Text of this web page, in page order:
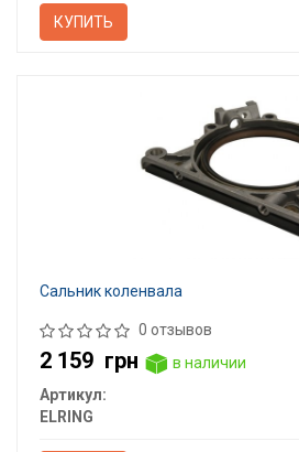
КУПИТЬ
Сальник коленвала
0 отзывов
2 159 грн
в наличии
Артикул:
ELRING